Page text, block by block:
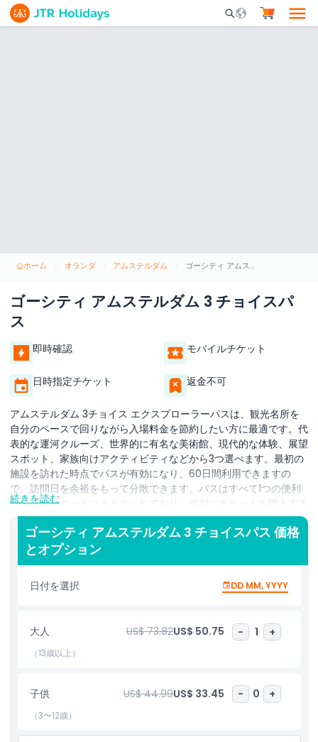
Mobile Search
ホーム オランダ アムステルダム ゴーシティ アムステルダム 3 チョイスパス
ゴーシティ アムステルダム 3 チョイスパ
ス
即時確認 モバイルチケット
日時指定チケット 返金不可
アムステルダム 3チョイス エクスプローラーパスは、観光名所を
自分のペースで回りながら入場料金を節約したい方に最適です。代
表的な運河クルーズ、世界的に有名な美術館、現代的な体験、展望
スポット、家族向けアクティビティなどから3つ選べます。最初の
施設を訪れた時点でパスが有効になり、60日間利用できますの
で、訪問日を余裕をもって分散できます。パスはすべて1つの便利
なデジタルコードにまとめられており、個別にチケットを購入する
手間が省けます。柔軟に使いたいカップル、家族、旅行者に最適
で、お気に入りの再訪、地元のカフェやマーケットの散策、追加の
体験を急ぐことなく楽しめます。
ハイライト
含まれるもの
続きを読む
ゴーシティ アムステルダム 3 チョイスパス 価格
とオプション
日付を選択 DD MM, YYYY
大人 US$ 73.82US$ 50.75 - 1 +
（13歳以上）
子供 US$ 44.99US$ 33.45 - 0 +
（3〜12歳）